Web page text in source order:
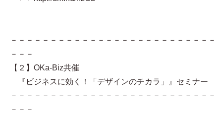
－－－－－－－－－－－－－－－－－－－－－－－－－－
－－－
【２】OKa-Biz共催
『ビジネスに効く！「デザインのチカラ」』セミナー
－－－－－－－－－－－－－－－－－－－－－－－－－－
－－－